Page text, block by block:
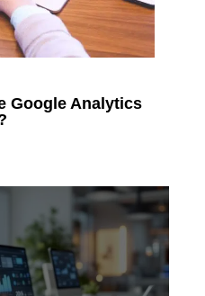
Google Analytics